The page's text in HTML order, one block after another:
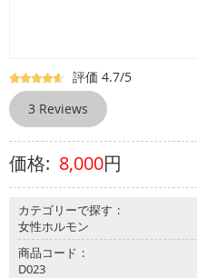
お
問
合
よ
く
あ
る
質
問
評価 4.7/5
3 Reviews
8,000円
カテゴリーで探す
女性ホルモン
商品コード
D023